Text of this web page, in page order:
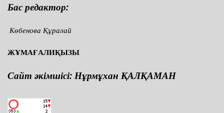
Бас редактор:
Көбенова Құралай
ЖҰМАҒАЛИҚЫЗЫ
Сайт әкімшісі: Нұрмұхан ҚАЛҚАМАН